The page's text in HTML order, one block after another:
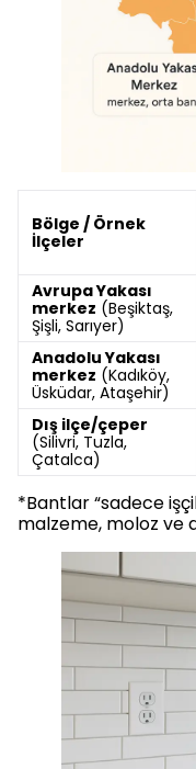
Bölge / Örnek
İlçeler
Avrupa Yakası
merkez (Beşiktaş,
Şişli, Sarıyer)
Anadolu Yakası
merkez (Kadıköy,
Üsküdar, Ataşehir)
Dış ilçe/çeper
(Silivri, Tuzla,
Çatalca)
*Bantlar “sadece
malzeme, moloz ve